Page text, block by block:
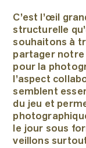
C’est l’œil
structurelle
souhaitons à
partager
pour la
l’aspect
semblent
du jeu et
le jour sous
veillons